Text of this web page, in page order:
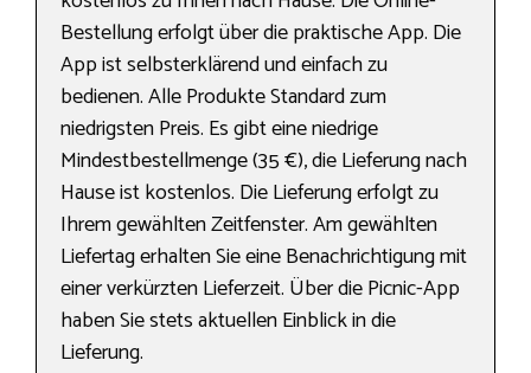
Bestellung erfolgt über die praktische App. Die
App ist selbsterklärend und einfach zu
bedienen. Alle Produkte Standard zum
niedrigsten Preis. Es gibt eine niedrige
Mindestbestellmenge (35 €), die Lieferung nach
Hause ist kostenlos. Die Lieferung erfolgt zu
Ihrem gewählten Zeitfenster. Am gewählten
Liefertag erhalten Sie eine Benachrichtigung mit
einer verkürzten Lieferzeit. Über die Picnic-App
haben Sie stets aktuellen Einblick in die
Lieferung.